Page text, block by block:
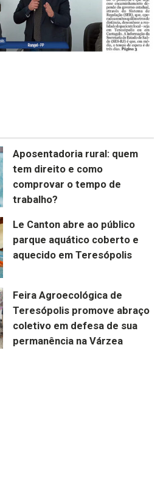
Aposentadoria rural: quem
tem direito e como
comprovar o tempo de
trabalho?
Le Canton abre ao público
parque aquático coberto e
aquecido em Teresópolis
Feira Agroecológica de
Teresópolis promove abraço
coletivo em defesa de sua
permanência na Várzea